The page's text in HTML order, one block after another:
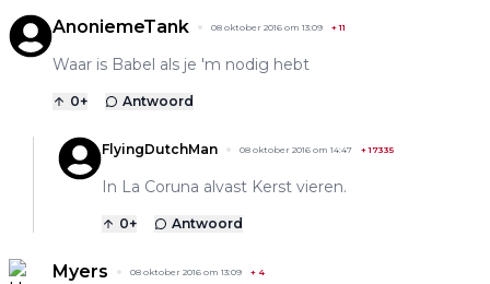
AnoniemeTank 08 oktober 2016 om 13:09 +11
Waar is Babel als je 'm nodig hebt
0+ Antwoord
FlyingDutchMan 08 oktober 2016 om 14:47 +17335
In La Coruna alvast Kerst vieren.
0+ Antwoord
Myers 08 oktober 2016 om 13:09 + 4